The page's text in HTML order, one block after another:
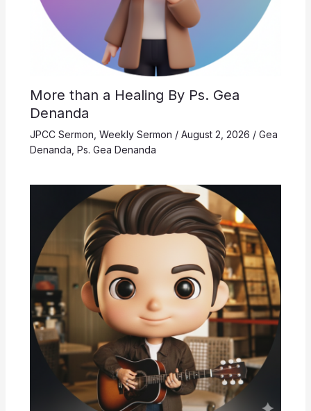
More than a Healing By Ps. Gea
Denanda
JPCC Sermon Weekly Sermon / August 2, 2026 / Gea
Denanda Ps. Gea Denanda